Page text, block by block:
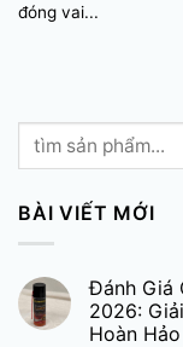
đóng vai...
BÀI VIẾT MỚI
Đánh Giá
2026:
Hoàn Hảo